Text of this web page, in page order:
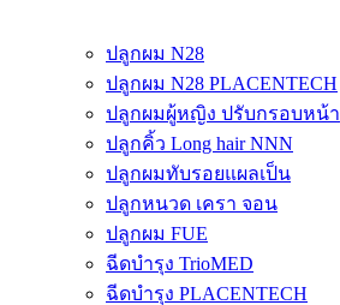
ปลูกผม N28
ปลูกผม N28 PLACENTECH
ปลูกผมผู้หญิง ปรับกรอบหน้า
ปลูกคิ้ว Long hair NNN
ปลูกผมทับรอยแผลเป็น
ปลูกหนวด เครา จอน
ปลูกผม FUE
ฉีดบำรุง TrioMED
ฉีดบำรุง PLACENTECH